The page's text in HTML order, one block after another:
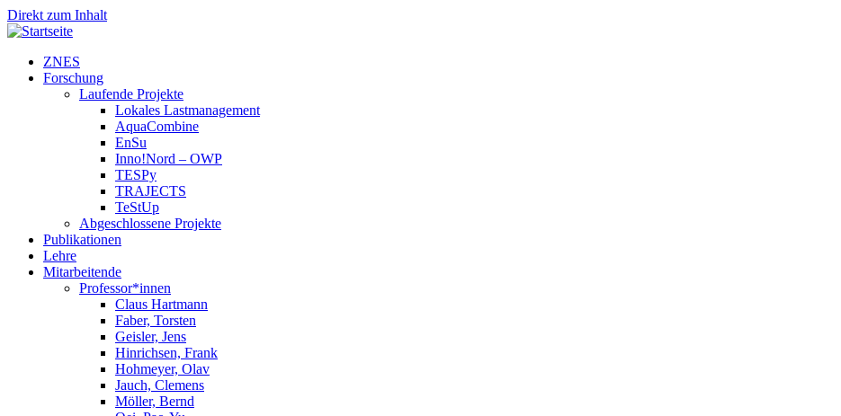
Direkt zum Inhalt
ZNES
Forschung
Laufende Projekte
Lokales Lastmanagement
AquaCombine
EnSu
Inno!Nord – OWP
TESPy
TRAJECTS
TeStUp
Abgeschlossene Projekte
Publikationen
Lehre
Mitarbeitende
Professor*innen
Claus Hartmann
Faber, Torsten
Geisler, Jens
Hinrichsen, Frank
Hohmeyer, Olav
Jauch, Clemens
Möller, Bernd